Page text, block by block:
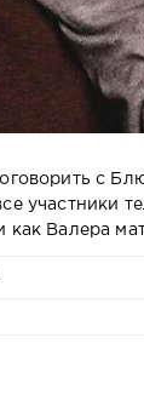
с
участники
Валера